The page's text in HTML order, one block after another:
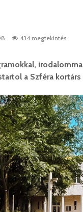
434 megtekintés
a Szféra